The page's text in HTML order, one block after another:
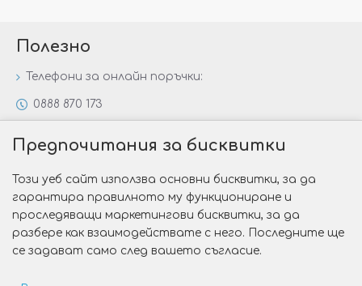
Полезно
Телефони за онлайн поръчки:
0888 870 173
Специални предложения
Защо да изберете Victoria Gold&Silver?
Как да изберем годежен пръстен?
Предпочитания за бисквитки
Този уеб сайт използва основни бисквитки, за да
гарантира правилното му функциониране и
проследяващи маркетингови бисквитки, за да
разбере как взаимодействате с него. Последните ще
се задават само след вашето съгласие.